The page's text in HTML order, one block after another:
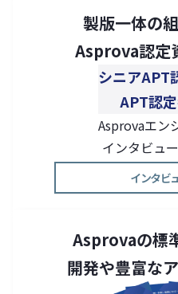
製版一体の
Asprova認定
シニアAPT
APT認
Asprovaエン
インタビュ
インタビ
Asprovaの標
開発や豊富な